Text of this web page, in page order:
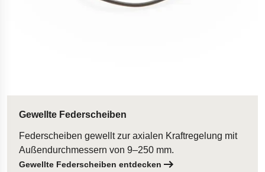
Gewellte Federscheiben
Federscheiben gewellt zur axialen Kraftregelung mit
Außendurchmessern von 9–250 mm.
Gewellte Federscheiben entdecken